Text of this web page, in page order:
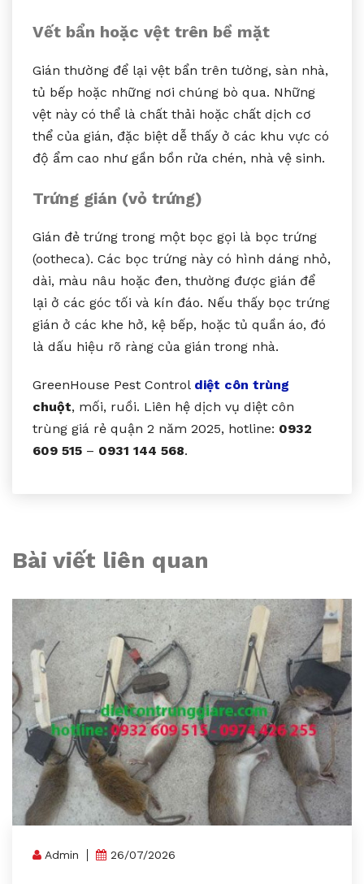
Vết bẩn hoặc vệt trên bề mặt
Gián thường để lại vệt bẩn trên tường, sàn nhà,
tủ bếp hoặc những nơi chúng bò qua. Những
vệt này có thể là chất thải hoặc chất dịch cơ
thể của gián, đặc biệt dễ thấy ở các khu vực có
độ ẩm cao như gần bồn rửa chén, nhà vệ sinh.
Trứng gián (vỏ trứng)
Gián đẻ trứng trong một bọc gọi là bọc trứng
(ootheca). Các bọc trứng này có hình dáng nhỏ,
dài, màu nâu hoặc đen, thường được gián để
lại ở các góc tối và kín đáo. Nếu thấy bọc trứng
gián ở các khe hở, kệ bếp, hoặc tủ quần áo, đó
là dấu hiệu rõ ràng của gián trong nhà.
GreenHouse Pest Control diệt côn trùng
chuột, mối, ruồi. Liên hệ dịch vụ diệt côn
trùng giá rẻ quận 2 năm 2025, hotline: 0932
609 515 – 0931 144 568.
Bài viết liên quan
Admin 26/07/2026